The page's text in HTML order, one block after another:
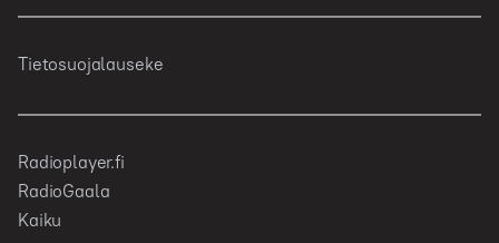
Tietosuojalauseke
Radioplayer.fi
RadioGaala
Kaiku